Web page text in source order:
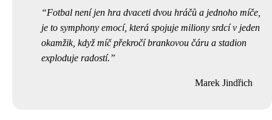
Fotbal není jen hra dvaceti dvou hráčů a jednoho míče,
je to symphony emocí, která spojuje miliony srdcí v jeden
okamžik, když míč překročí brankovou čáru a stadion
exploduje radostí.
Marek Jindřich